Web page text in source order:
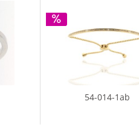
54-014-1ab